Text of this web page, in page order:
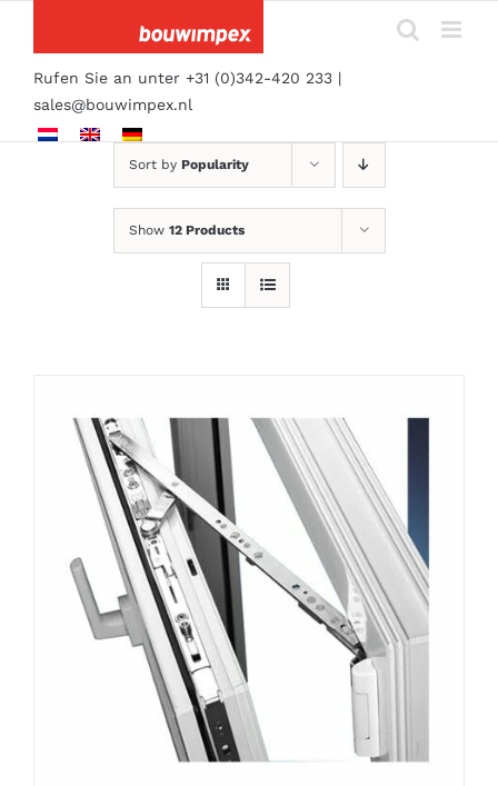
content
Rufen Sie an unter +31 (0)342-420 233 |
sales@bouwimpex.nl
Sort by Popularity
Show 12 Products